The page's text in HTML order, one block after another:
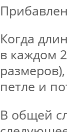
Когда
в каждом
петле и
В общей